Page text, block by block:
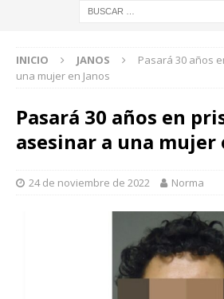
INICIO JANOS
Pasará 30 años
una mujer en Janos
Pasará 30 años en
asesinar a una mujer
24 de noviembre de 2022 Norma